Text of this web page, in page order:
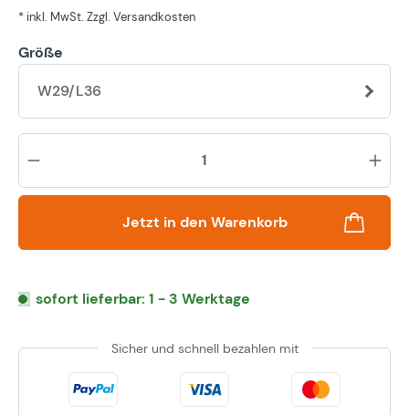
* inkl. MwSt. Zzgl. Versandkosten
Größe
W29/L36
Jetzt in den Warenkorb
sofort lieferbar: 1 - 3 Werktage
Sicher und schnell bezahlen mit